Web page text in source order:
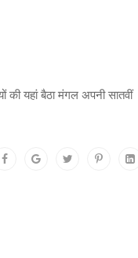
यहां बैठा मंगल अपनी सातवीं